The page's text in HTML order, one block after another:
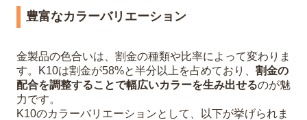
豊富なカラーバリエーション
金製品の色合いは、割金の種類や比率によって変わりま
す。K10は割金が58%と半分以上を占めており、 割金の
配合を調整することで幅広いカラーを生み出せるのが魅
力です。
K10のカラーバリエーションとして、以下が挙げられま